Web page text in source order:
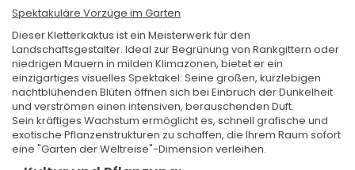
Spektakuläre Vorzüge im Garten
Dieser Kletterkaktus ist ein Meisterwerk für den
Landschaftsgestalter. Ideal zur Begrünung von Rankgittern oder
niedrigen Mauern in milden Klimazonen, bietet er ein
einzigartiges visuelles Spektakel: Seine großen, kurzlebigen
nachtblühenden Blüten öffnen sich bei Einbruch der Dunkelheit
und verströmen einen intensiven, berauschenden Duft.
Sein kräftiges Wachstum ermöglicht es, schnell grafische und
exotische Pflanzenstrukturen zu schaffen, die Ihrem Raum sofort
eine "Garten der Weltreise"-Dimension verleihen.